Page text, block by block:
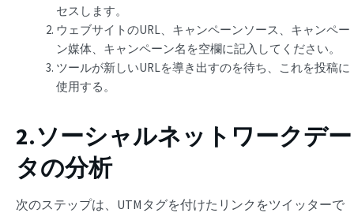
セスします。
ウェブサイトのURL、キャンペーンソース、キャンペー
ン媒体、キャンペーン名を空欄に記入してください。
ツールが新しいURLを導き出すのを待ち、これを投稿に
使用する。
2.ソーシャルネットワークデー
タの分析
次のステップは、UTMタグを付けたリンクをツイッターで